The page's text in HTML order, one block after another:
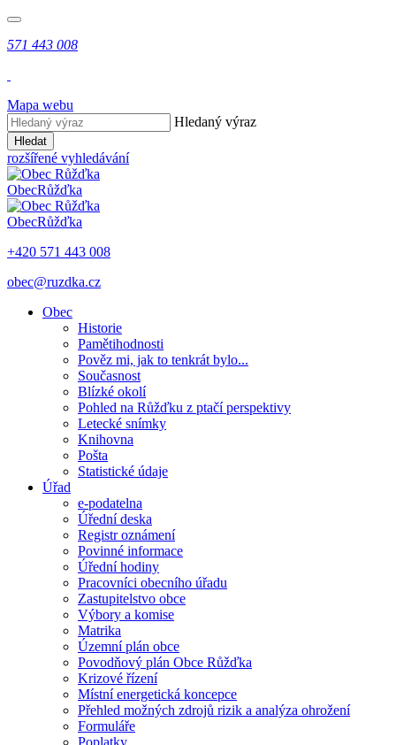
571 443 008
Mapa webu
Hledaný výraz
Hledat
rozšířené vyhledávání
ObecRůžďka
ObecRůžďka
+420 571 443 008
obec@ruzdka.cz
Obec
Historie
Pamětihodnosti
Pověz mi, jak to tenkrát bylo...
Současnost
Blízké okolí
Pohled na Růžďku z ptačí perspektivy
Letecké snímky
Knihovna
Pošta
Statistické údaje
Úřad
e-podatelna
Úřední deska
Registr oznámení
Povinné informace
Úřední hodiny
Pracovníci obecního úřadu
Zastupitelstvo obce
Výbory a komise
Matrika
Územní plán obce
Povodňový plán Obce Růžďka
Krizové řízení
Místní energetická koncepce
Přehled možných zdrojů rizik a analýza ohrožení
Formuláře
Poplatky